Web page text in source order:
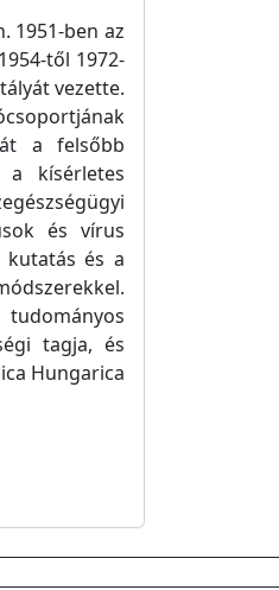
1951-ben az
től 1972-
vezette.
a felsőbb
a kísérletes
és vírus
és a
tagja, és
Hungarica